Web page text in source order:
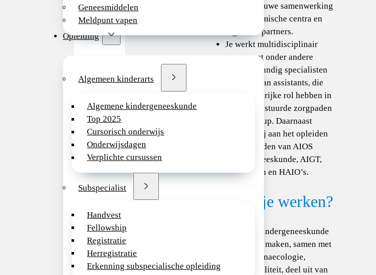
Geneesmiddelen
Meldpunt vapen
Opleiding
Algemeen kinderarts
Algemene kindergeneeskunde
Top 2025
Cursorisch onderwijs
Onderwijsdagen
Verplichte cursussen
Subspecialist
Handvest
Fellowship
Registratie
Herregistratie
Erkenning subspecialische opleiding
zorg, in nauwe samenwerking
met academische centra en
regionale partners.
Je werkt multidisciplinair
samen met onder andere
verpleegkundig specialisten
en physician assistants, die
een belangrijke rol hebben in
protocolgestuurde zorgpaden
en follow-up. Daarnaast
draag je bij aan het opleiden
en begeleiden van AIOS
kindergeneeskunde, AIGT,
SEH-artsen en HAIO’s.
Waar ga je werken?
De afdelingen kindergeneeskunde
en neonatologie maken, samen met
onder andere gynaecologie,
obstetrie en fertiliteit, deel uit van